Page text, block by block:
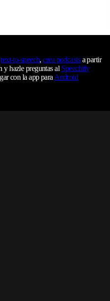
text-to-speech,crea podcastsa partir
y hazle preguntas al Speechify
con la app paraAndroid